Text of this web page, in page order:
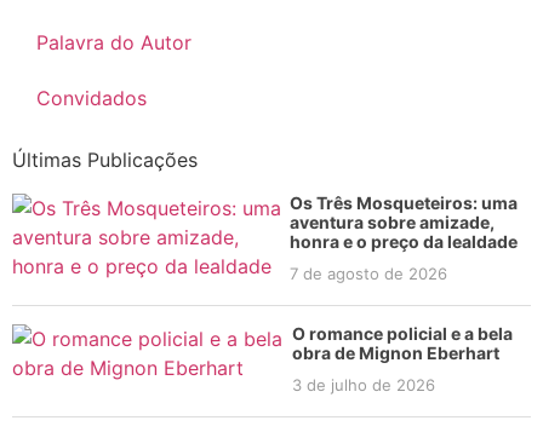
Palavra do Autor
Convidados
Últimas Publicações
Os Três Mosqueteiros: uma
aventura sobre amizade,
honra e o preço da lealdade
7 de agosto de 2026
O romance policial e a bela
obra de Mignon Eberhart
3 de julho de 2026